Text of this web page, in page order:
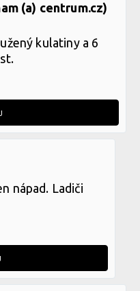
(a) centrum.cz)
kulatiny a 6
nápad. Ladiči